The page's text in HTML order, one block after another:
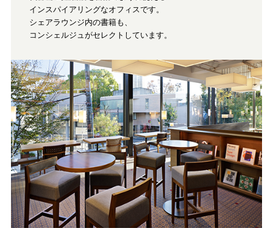
インスパイアリングなオフィスです。
シェアラウンジ内の書籍も、
コンシェルジュがセレクトしています。